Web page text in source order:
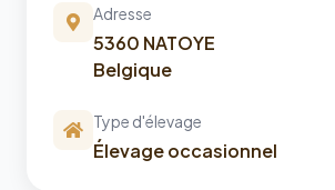
Adresse
5360 NATOYE
Belgique
Type d'élevage
Élevage occasionnel